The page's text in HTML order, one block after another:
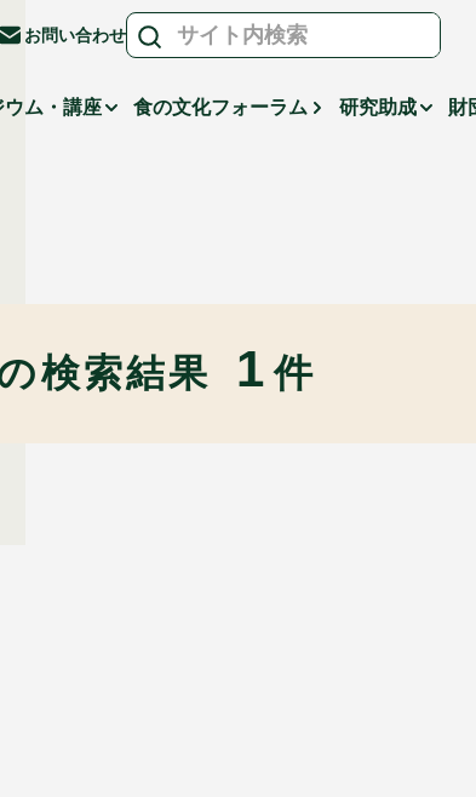
お問い合わせ
ウム・講座 食の文化フォーラム 研究助成 財
検索結果 1 件